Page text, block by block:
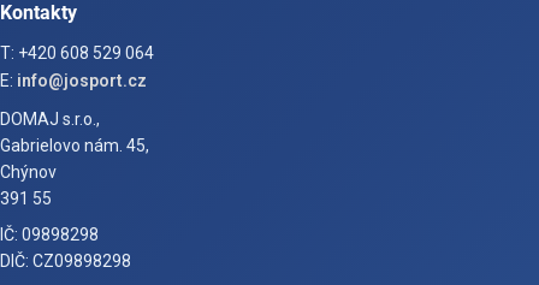
Kontakty
T: +420 608 529 064
E: info@josport.cz
DOMAJ s.r.o.,
Gabrielovo nám. 45,
Chýnov
391 55
IČ: 09898298
DIČ: CZ09898298